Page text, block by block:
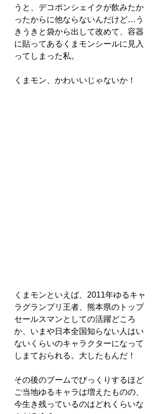
うと、デコポンシェイクが飲みたか
ったからに他ならないんだけど…う
きうきと袋から出して改めて、容器
に貼ってあるくまモンシールに見入
ってしまった私。
くまモン、かわいいじゃないか！
くまモンといえば、2011年ゆるキャ
ラグランプリ王者、熊本県のトップ
セールスマンとしての活躍どころ
か、いまや日本全国知らない人はい
ないくらいのキャラクターになって
しまておられる。大したもんだ！
その後のブームでびっくりするほど
ご当地ゆるキャラは増えたものの、
今生き残っているのはどれくらいな